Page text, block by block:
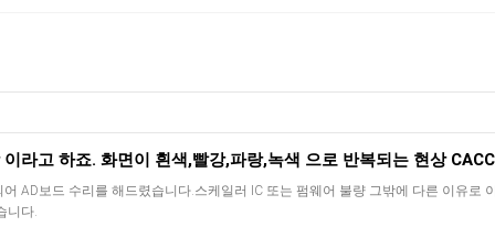
고 하죠. 화면이 흰색,빨강,파랑,녹색 으로 반복되는 현상 CACC 55CKUHD TV수리
AD보드 수리를 해드렸습니다.스케일러 IC 또는 펌웨어 불량 그밖에 다른 이유로
니다.